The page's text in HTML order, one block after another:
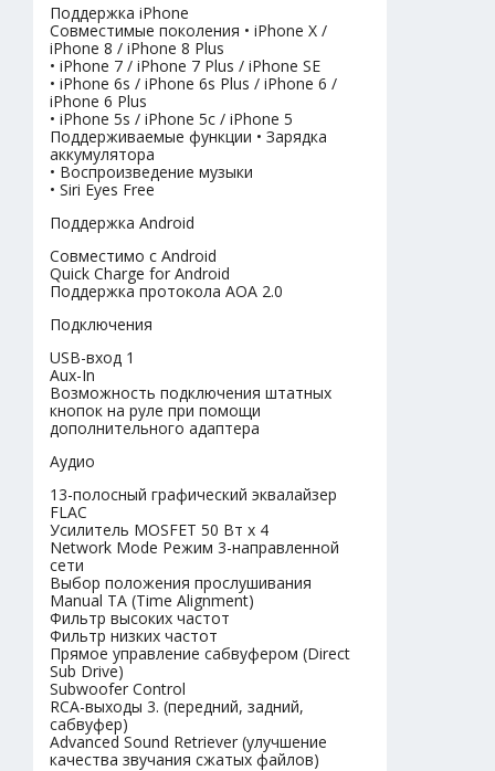
Поддержка iPhone
Совместимые поколения • iPhone X /
iPhone 8 / iPhone 8 Plus
• iPhone 7 / iPhone 7 Plus / iPhone SE
• iPhone 6s / iPhone 6s Plus / iPhone 6 /
iPhone 6 Plus
• iPhone 5s / iPhone 5c / iPhone 5
Поддерживаемые функции • Зарядка
аккумулятора
• Воспроизведение музыки
• Siri Eyes Free
Поддержка Android
Совместимо с Android
Quick Charge for Android
Поддержка протокола AOA 2.0
Подключения
USB-вход 1
Aux-In
Возможность подключения штатных
кнопок на руле при помощи
дополнительного адаптера
Аудио
13-полосный графический эквалайзер
FLAC
Усилитель MOSFET 50 Вт x 4
Network Mode Режим 3-направленной
сети
Выбор положения прослушивания
Manual TA (Time Alignment)
Фильтр высоких частот
Фильтр низких частот
Прямое управление сабвуфером (Direct
Sub Drive)
Subwoofer Control
RCA-выходы 3. (передний, задний,
сабвуфер)
Advanced Sound Retriever (улучшение
качества звучания сжатых файлов)